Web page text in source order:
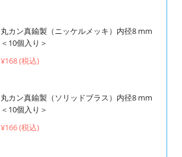
丸カン真鍮製（ニッケルメッキ）内径8 mm
＜10個入り＞
¥168 (税込)
丸カン真鍮製（ソリッドブラス）内径8 mm
＜10個入り＞
¥166 (税込)